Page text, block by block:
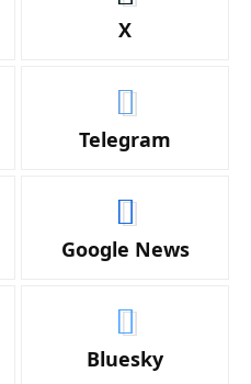
X
Telegram
Google News
Bluesky